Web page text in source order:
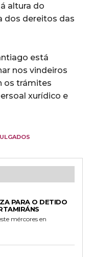
altura do
dos dereitos das
está
nos vindeiros
os trámites
xurídico e
PARA O DETIDO
mércores en